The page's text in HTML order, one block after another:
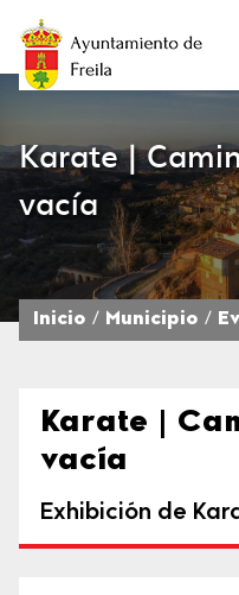
Karate |
vacía
Inicio Municipio
Karate |
vacía
Exhibición de